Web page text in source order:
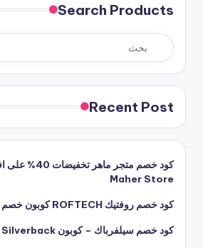
Search Products
Recent Post
كود خصم متجر
Maher Store
كود خصم روفتيك ROFTECH كوبون خصم روفتيك
كود خصم سيلفرباك – كوبون Silverback